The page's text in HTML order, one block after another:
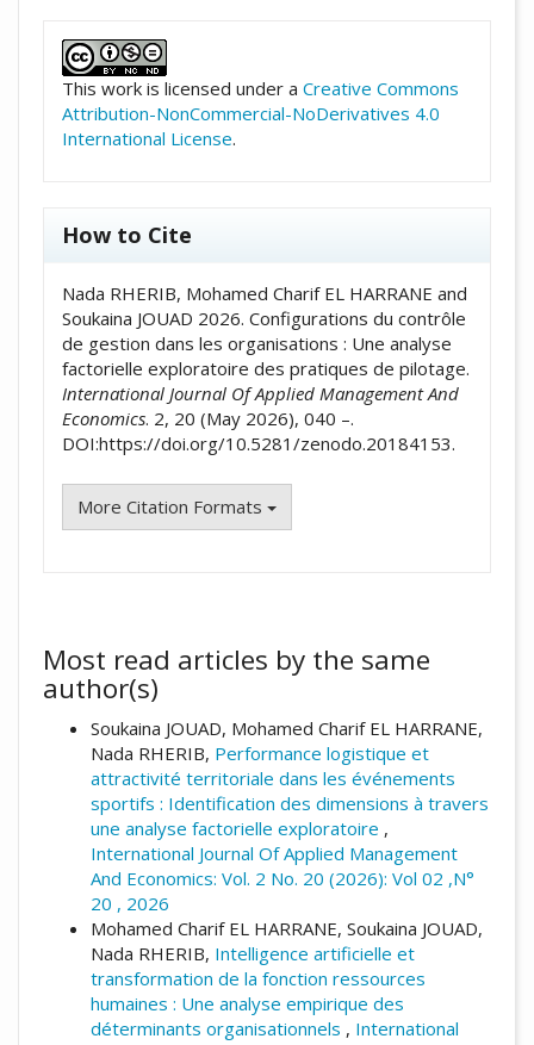
This work is licensed under a Creative Commons
Attribution-NonCommercial-NoDerivatives 4.0
International License.
How to Cite
Nada RHERIB, Mohamed Charif EL HARRANE and
Soukaina JOUAD 2026. Configurations du contrôle
de gestion dans les organisations : Une analyse
factorielle exploratoire des pratiques de pilotage.
International Journal Of Applied Management And
Economics. 2, 20 (May 2026), 040 –.
DOI:https://doi.org/10.5281/zenodo.20184153.
More Citation Formats
Most read articles by the same
author(s)
Soukaina JOUAD, Mohamed Charif EL HARRANE,
Nada RHERIB, Performance logistique et
attractivité territoriale dans les événements
sportifs : Identification des dimensions à travers
une analyse factorielle exploratoire ,
International Journal Of Applied Management
And Economics: Vol. 2 No. 20 (2026): Vol 02 ,N°
20 , 2026
Mohamed Charif EL HARRANE, Soukaina JOUAD,
Nada RHERIB, Intelligence artificielle et
transformation de la fonction ressources
humaines : Une analyse empirique des
déterminants organisationnels , International